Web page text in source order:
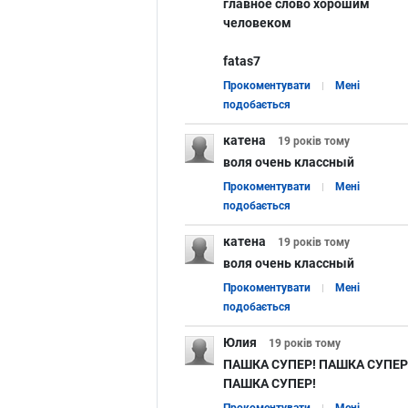
главное слово хорошим
человеком
fatas7
Прокоментувати
Мені
подобається
катена 19 років тому
воля очень классный
Прокоментувати
Мені
подобається
катена 19 років тому
воля очень классный
Прокоментувати
Мені
подобається
Юлия 19 років тому
ПАШКА СУПЕР! ПАШКА
ПАШКА СУПЕР!